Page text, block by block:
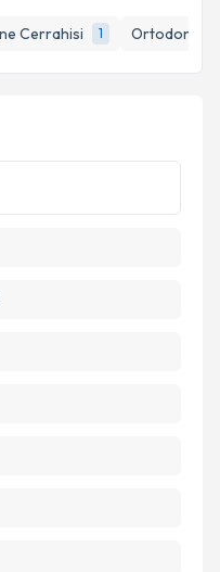
Cerrahisi 1 Ortodonti
ile bilgilendireceğiz.
ilişkinAydınlatma
verilerimin belirtilen
ediyorum.